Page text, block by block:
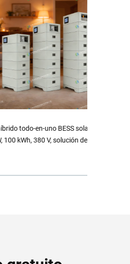
todo-en-uno BESS solar
kWh, 380 V, solución de